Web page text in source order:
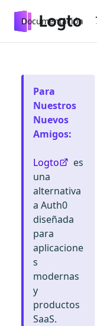
Documentación
Para
Nuestros
Nuevos
Amigos:
Logto
es
una
alternativa
a Auth0
diseñada
para
aplicacione
s
modernas
y
productos
SaaS.